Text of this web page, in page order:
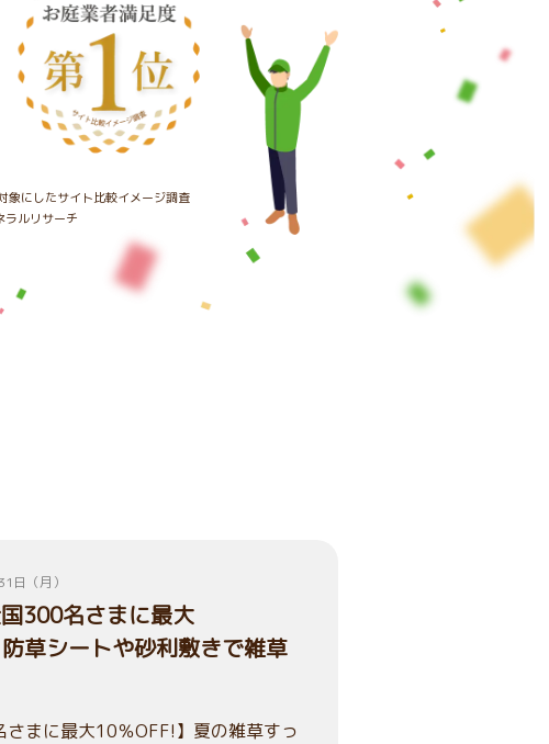
象にしたサイト比較イメージ調査
ラルリサーチ
日（月）
300名さまに最大
草シートや砂利敷きで雑草
まに最大10％OFF!】夏の雑草すっ